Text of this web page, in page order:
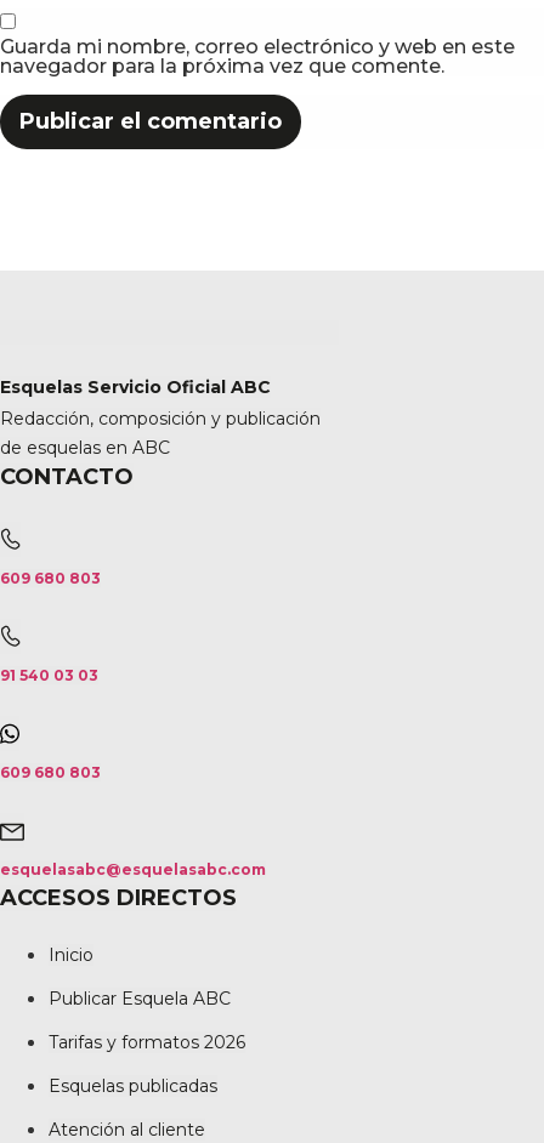
Guarda mi nombre, correo electrónico y web en este
navegador para la próxima vez que comente.
Esquelas Servicio Oficial ABC
Redacción, composición y publicación
de esquelas en ABC
CONTACTO
609 680 803
91 540 03 03
609 680 803
esquelasabc@esquelasabc.com
ACCESOS DIRECTOS
Inicio
Publicar Esquela ABC
Tarifas y formatos 2026
Esquelas publicadas
Atención al cliente